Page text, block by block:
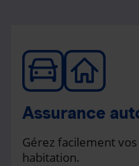
Assurance
Gérez facilement
habitation.